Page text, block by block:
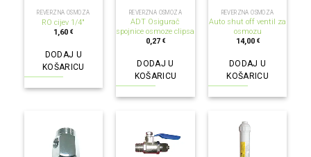
REVERZNA OSMOZA
RO cijev 1/4″
1,60€
DODAJ U
KOŠARICU
REVERZNA OSMOZA
ADT Osigurač
spojnice osmoze clipsa
0,27 €
DODAJ U
KOŠARICU
REVERZNA OSMOZA
Auto shut off ventil za
osmozu
14,00 €
DODAJ U
KOŠARICU